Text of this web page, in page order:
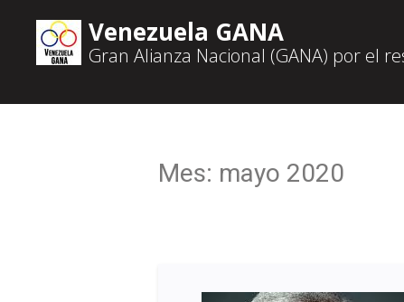
Venezuela GANA
Gran Alianza Nacional (GANA) por el
Mes: mayo 2020